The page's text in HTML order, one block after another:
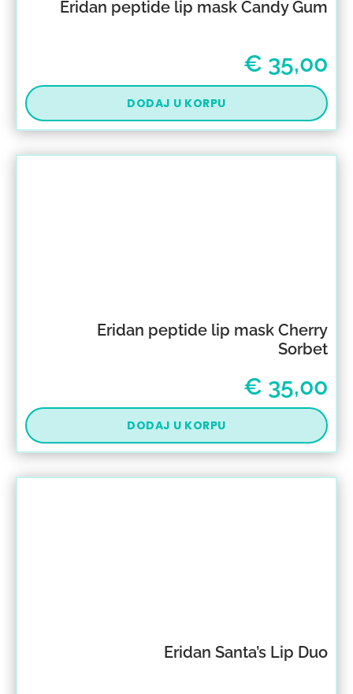
Eridan peptide lip mask Candy Gum
€ 35,00
DODAJ U KORPU
Eridan peptide lip mask Cherry
Sorbet
€ 35,00
DODAJ U KORPU
Eridan Santa’s Lip Duo